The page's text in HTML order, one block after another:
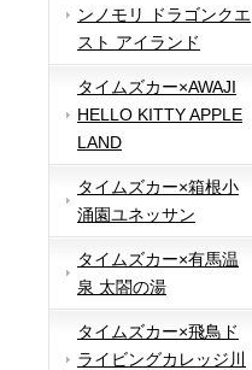
ンノモリ ドラゴンクエ
スト アイランド
タイムズカー×AWAJI
HELLO KITTY APPLE
LAND
タイムズカー×箱根小
涌園ユネッサン
タイムズカー×有馬温
泉 太閤の湯
タイムズカー×飛鳥ド
ライビングカレッジ川